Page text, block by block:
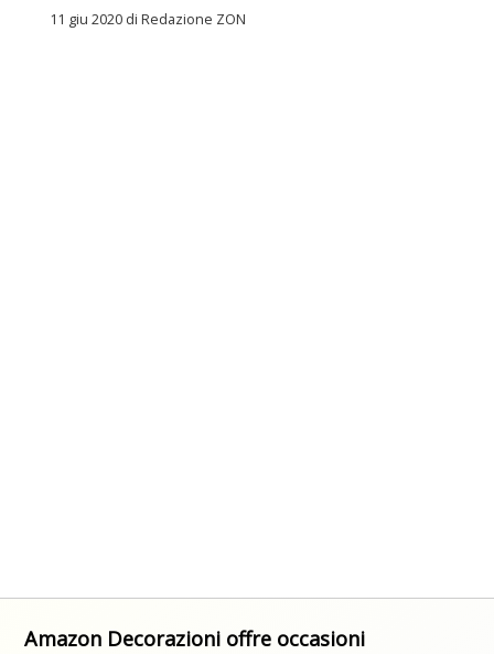
11 giu 2020 di Redazione ZON
Amazon Decorazioni offre occasioni